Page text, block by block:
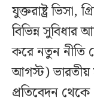
যুক্তরাষ্ট্র ভিসা,
বিভিন্ন
করে নতুন নীতি
আগস্ট) ভারতীয়
প্রতিবেদন